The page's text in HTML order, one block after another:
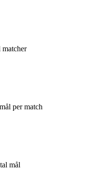
matcher
per match
mål